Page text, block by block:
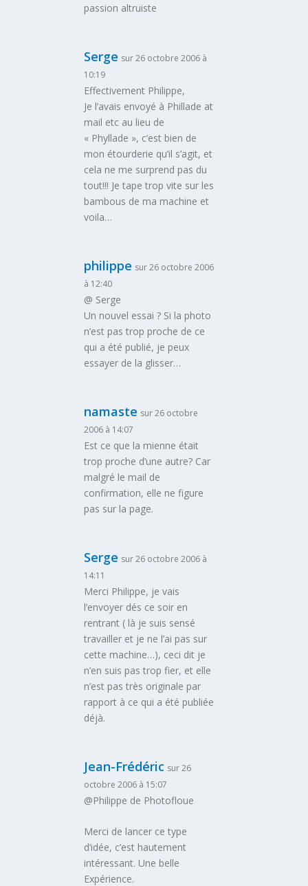
passion altruiste
Serge sur 26 octobre 2006 à
10:19
Effectivement Philippe,
Je l’avais envoyé à Phillade at
mail etc au lieu de
« Phyllade », c’est bien de
mon étourderie qu’il s’agit, et
cela ne me surprend pas du
tout!!! Je tape trop vite sur les
bambous de ma machine et
voila…
philippe sur 26 octobre 2006
à 12:40
@ Serge
Un nouvel essai ? Si la photo
n’est pas trop proche de ce
qui a été publié, je peux
essayer de la glisser…
namaste sur 26 octobre
2006 à 14:07
Est ce que la mienne était
trop proche d’une autre? Car
malgré le mail de
confirmation, elle ne figure
pas sur la page.
Serge sur 26 octobre 2006 à
14:11
Merci Philippe, je vais
l’envoyer dés ce soir en
rentrant ( là je suis sensé
travailler et je ne l’ai pas sur
cette machine…), ceci dit je
n’en suis pas trop fier, et elle
n’est pas très originale par
rapport à ce qui a été publiée
déjà.
Jean-Frédéric sur 26
octobre 2006 à 15:07
@Philippe de Photofloue
Merci de lancer ce type
d’idée, c’est hautement
intéressant. Une belle
Expérience.